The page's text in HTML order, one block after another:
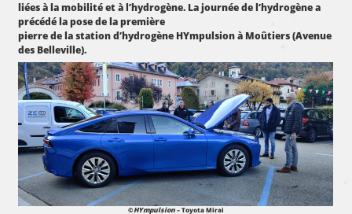
liées à la mobilité et à l’hydrogène. La journée de l’hydrogène a
précédé la pose de la première
pierre de la station d’hydrogène HYmpulsion à Moûtiers (Avenue
des Belleville).
©HYmpulsion – Toyota Mirai